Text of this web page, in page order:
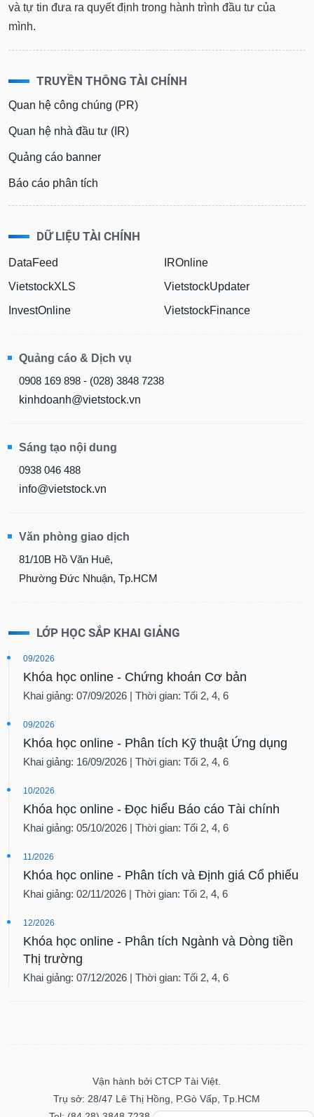
và tự tin đưa ra quyết định trong hành trình đầu tư của
mình.
TRUYỀN THÔNG TÀI CHÍNH
Quan hệ công chúng (PR)
Quan hệ nhà đầu tư (IR)
Quảng cáo banner
Báo cáo phân tích
DỮ LIỆU TÀI CHÍNH
DataFeed
VietstockXLS
InvestOnline
IROnline
VietstockUpdater
VietstockFinance
Quảng cáo & Dịch vụ
0908 169 898 - (028) 3848 7238
kinhdoanh@vietstock.vn
Sáng tạo nội dung
0938 046 488
info@vietstock.vn
Văn phòng giao dịch
81/10B Hồ Văn Huê,
Phường Đức Nhuận, Tp.HCM
LỚP HỌC SẮP KHAI GIẢNG
09/2026
Khóa học online - Chứng khoán Cơ bản
Khai giảng: 07/09/2026 | Thời gian: Tối 2, 4, 6
09/2026
Khóa học online - Phân tích Kỹ thuật Ứng dụng
Khai giảng: 16/09/2026 | Thời gian: Tối 2, 4, 6
10/2026
Khóa học online - Đọc hiểu Báo cáo Tài chính
Khai giảng: 05/10/2026 | Thời gian: Tối 2, 4, 6
11/2026
Khóa học online - Phân tích và Định giá Cổ phiếu
Khai giảng: 02/11/2026 | Thời gian: Tối 2, 4, 6
12/2026
Khóa học online - Phân tích Ngành và Dòng tiền
Thị trường
Khai giảng: 07/12/2026 | Thời gian: Tối 2, 4, 6
Vận hành bởi CTCP Tài Việt.
Trụ sở: 28/47 Lê Thị Hồng, P.Gò Vấp, Tp.HCM